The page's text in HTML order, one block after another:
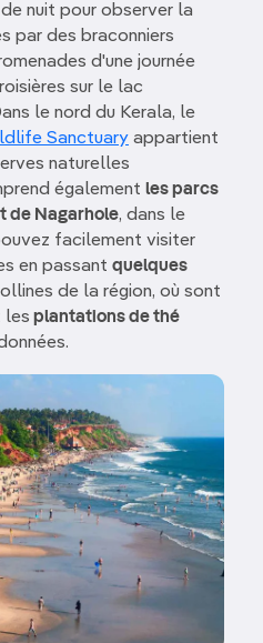
nuit pour observer la
par des braconniers
d'une journée
sur le lac
le nord du Kerala, le
Sanctuary appartient
naturelles
également les parcs
de Nagarhole, dans le
facilement visiter
en passant quelques
de la région, où sont
les plantations de thé